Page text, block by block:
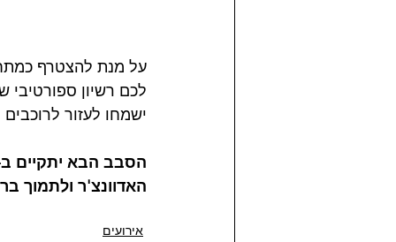
על מנת להצטרף
לכם רשיון
ישמחו לעזור
האדוונצ'ר ולתמוך
אירועים